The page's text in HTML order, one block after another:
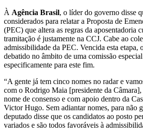
À Agência Brasil, o líder do governo disse
considerados para relatar a Proposta de
(PEC) que altera as regras da aposentadoria
tramitação é justamente na CCJ. Cabe ao
admissibilidade da PEC. Vencida esta etapa,
debatido no âmbito de uma comissão
especificamente para este fim.
“A gente já tem cinco nomes no radar e
com o Rodrigo Maia [presidente da Câmara],
nome de consenso e com apoio dentro da
Victor Hugo. Sem adiantar nomes, para não
deputado disse que os candidatos ao posto
variados e são todos favoráveis à